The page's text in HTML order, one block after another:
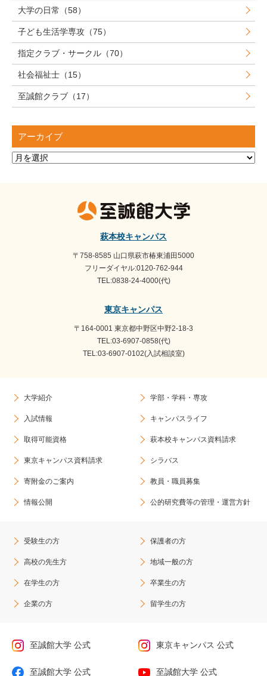
大学の日常（58）
子ども生活学専攻（75）
指定クラブ・サークル（70）
社会福祉士（15）
至誠館クラブ（17）
アーカイブ
ア
萩本校キャンパス
〒758-8585 山口県萩市椿東浦田5000
フリーダイヤル:0120-762-944
TEL:0838-24-4000(代)
東京キャンパス
〒164-0001 東京都中野区中野2-18-3
TEL:03-6907-0858(代)
TEL:03-6907-0102(入試相談室)
大学紹介 学部・学科・専攻
入試情報 キャンパスライフ
取得可能資格 萩本校キャンパス資料請求
東京キャンパス資料請求 シラバス
寄附金のご案内 教員・職員募集
情報公開 公的研究費等の管理・運営方針
受験生の方 保護者の方
高校の先生方 地域一般の方
在学生の方 卒業生の方
企業の方 留学生の方
至誠館大学 公式 東京キャンパス 公式
至誠館大学 公式 至誠館大学 公式